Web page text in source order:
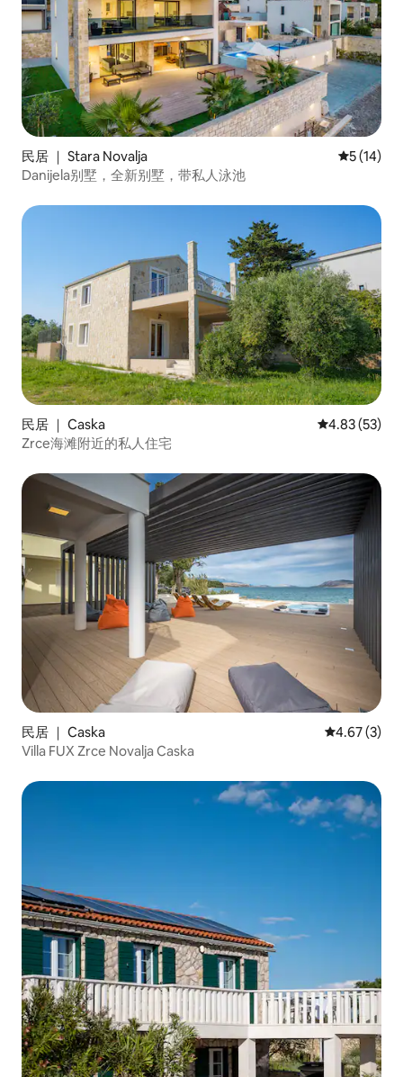
民居 ｜ Stara Novalja 平均评分
5 (14)
Danijela别墅，全新别墅，带私人泳池
民居 ｜ Caska 平均评分
4.83 (53)
Zrce海滩附近的私人住宅
民居 ｜ Caska 平均评分
4.67 (3)
Villa FUX Zrce Novalja Caska